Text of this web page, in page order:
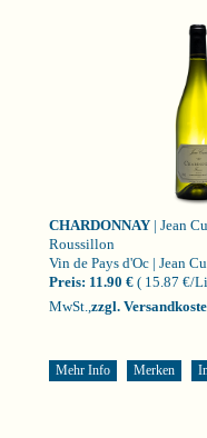
CHARDONNAY | Jean
Roussillon
Vin de Pays d'Oc | Jean
Preis: 11.90 € ( 15.87 €/
MwSt., zzgl.
Mehr Info Merken